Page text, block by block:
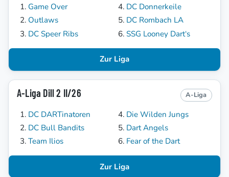
Game Over
Outlaws
DC Speer Ribs
DC Donnerkeile
DC Rombach LA
SSG Looney Dart‘s
Zur Liga
A-Liga Dill 2 II/26 A-Liga
DC DARTinatoren
DC Bull Bandits
Team Ilios
Die Wilden Jungs
Dart Angels
Fear of the Dart
Zur Liga